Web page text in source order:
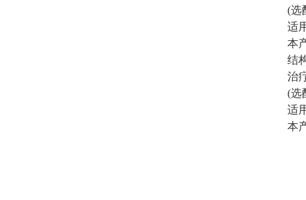
(选
适
本
结
治
(选
适
本